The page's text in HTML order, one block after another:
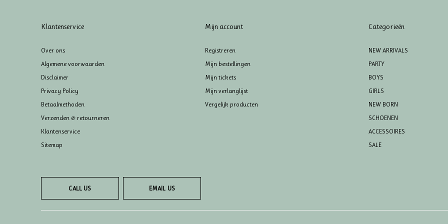
Klantenservice
Over ons
Algemene voorwaarden
Disclaimer
Privacy Policy
Betaalmethoden
Verzenden & retourneren
Klantenservice
Sitemap
Mijn account
Registreren
Mijn bestellingen
Mijn tickets
Mijn verlanglijst
Vergelijk producten
Categorieën
NEW ARRIVALS
PARTY
BOYS
GIRLS
NEW BORN
SCHOENEN
ACCESSOIRES
SALE
CALL US EMAIL US